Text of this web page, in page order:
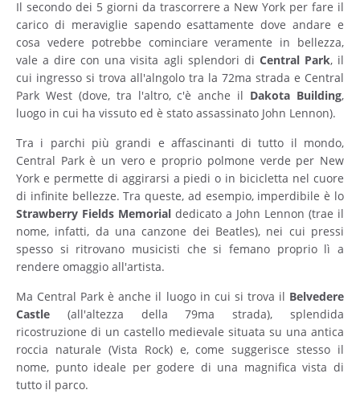
Il secondo dei 5 giorni da trascorrere a New York per fare il
carico di meraviglie sapendo esattamente dove andare e
cosa vedere potrebbe cominciare veramente in bellezza,
vale a dire con una visita agli splendori di Central Park, il
cui ingresso si trova all'alngolo tra la 72ma strada e Central
Park West (dove, tra l'altro, c'è anche il Dakota Building,
luogo in cui ha vissuto ed è stato assassinato John Lennon).
Tra i parchi più grandi e affascinanti di tutto il mondo,
Central Park è un vero e proprio polmone verde per New
York e permette di aggirarsi a piedi o in bicicletta nel cuore
di infinite bellezze. Tra queste, ad esempio, imperdibile è lo
Strawberry Fields Memorial dedicato a John Lennon (trae il
nome, infatti, da una canzone dei Beatles), nei cui pressi
spesso si ritrovano musicisti che si femano proprio lì a
rendere omaggio all'artista.
Ma Central Park è anche il luogo in cui si trova il Belvedere
Castle (all'altezza della 79ma strada), splendida
ricostruzione di un castello medievale situata su una antica
roccia naturale (Vista Rock) e, come suggerisce stesso il
nome, punto ideale per godere di una magnifica vista di
tutto il parco.